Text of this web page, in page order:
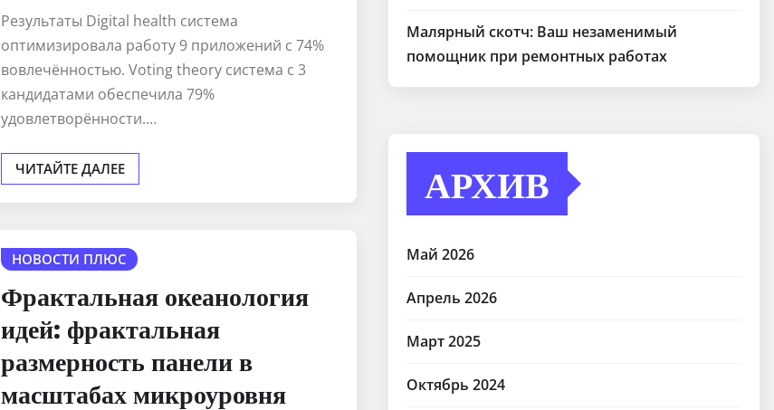
Результаты Digital health система
оптимизировала работу 9 приложений с 74%
вовлечённостью. Voting theory система с 3
кандидатами обеспечила 79%
удовлетворённости.…
ЧИТАЙТЕ ДАЛЕЕ
НОВОСТИ ПЛЮС
Фрактальная океанология
идей: фрактальная
размерность панели в
масштабах микроуровня
Малярный скотч: Ваш незаменимый
помощник при ремонтных работах
АРХИВ
Май 2026
Апрель 2026
Март 2025
Октябрь 2024